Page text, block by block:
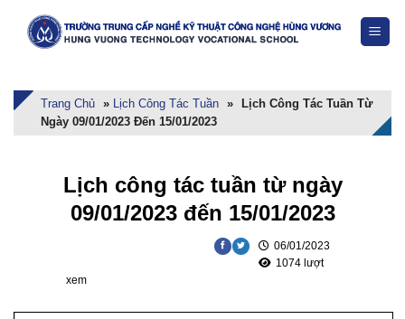
Trang Chủ » Lịch Công Tác Tuần »
Lịch Công Tác Tuần Từ
Ngày 09/01/2023 Đến 15/01/2023
Lịch công tác tuần từ ngày
09/01/2023 đến 15/01/2023
06/01/2023
1074 lượt
xem